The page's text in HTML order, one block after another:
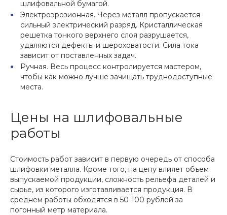
шлифовальной бумагой.
Электроэрозионная. Через металл пропускается
сильный электрический разряд. Кристаллическая
решетка тонкого верхнего слоя разрушается,
удаляются дефекты и шероховатости. Сила тока
зависит от поставленных задач.
Ручная. Весь процесс контролируется мастером,
чтобы как можно лучше зачищать труднодоступные
места.
Цены на шлифовальные
работы
Стоимость работ зависит в первую очередь от способа
шлифовки металла. Кроме того, на цену влияет объем
выпускаемой продукции, сложность рельефа деталей и
сырье, из которого изготавливается продукция. В
среднем работы обходятся в 50-100 рублей за
погонный метр материала.